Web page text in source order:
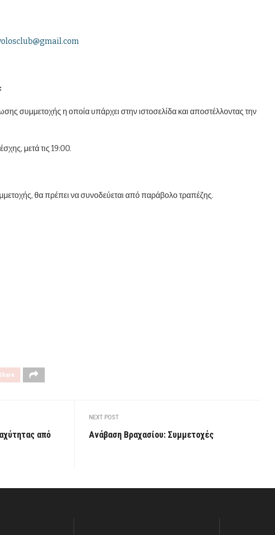
συμμετοχής η οποία υπάρχει στην ιστοσελίδα και αποστέλλοντας την
μετά τις 19:00.
θα πρέπει να συνοδεύεται από παράβολο τραπέζης.
από
NEXT POST
Ανάβαση Βραχασίου: Συμμετοχές